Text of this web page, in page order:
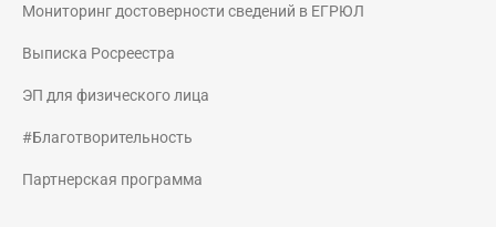
Мониторинг достоверности сведений в ЕГРЮЛ
Выписка Росреестра
ЭП для физического лица
#Благотворительность
Партнерская программа